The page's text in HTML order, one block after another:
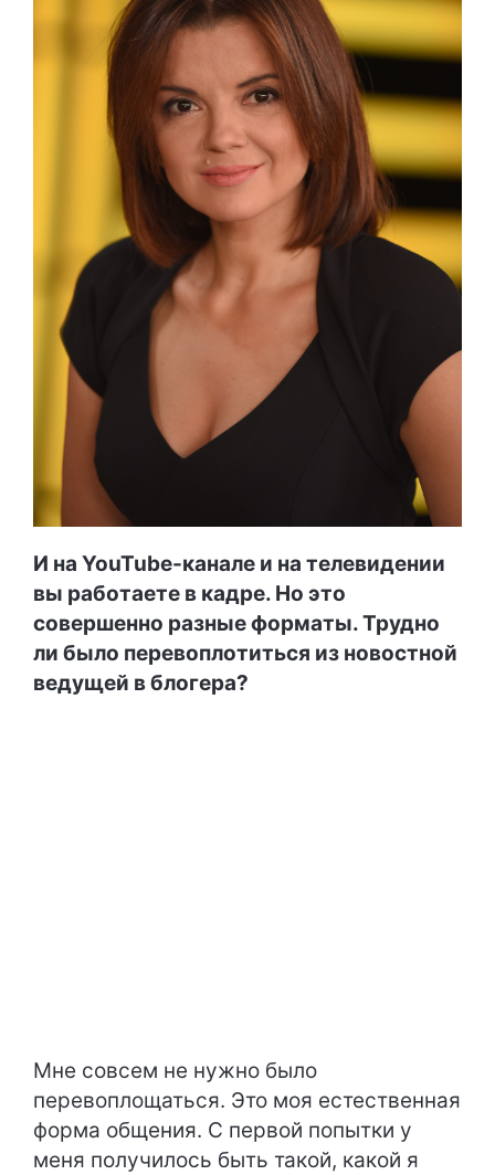
И на YouTube-канале и на телевидении
вы работаете в кадре. Но это
совершенно разные форматы. Трудно
ли было перевоплотиться из новостной
ведущей в блогера?
Мне совсем не нужно было
перевоплощаться. Это моя естественная
форма общения. С первой попытки у
меня получилось быть такой, какой я